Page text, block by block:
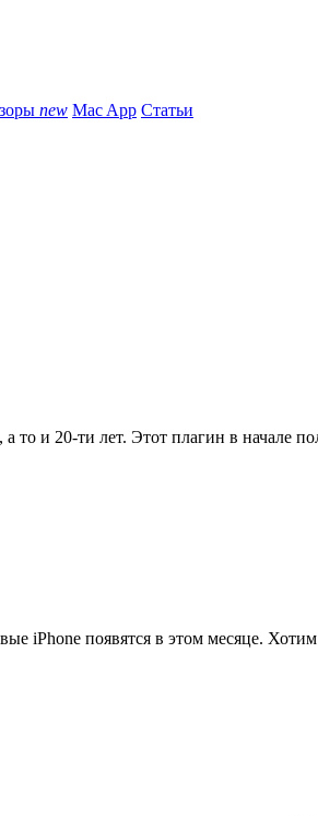
new Mac App Статьи
и 20-ти лет. Этот плагин в начале
iPhone появятся в этом месяце.